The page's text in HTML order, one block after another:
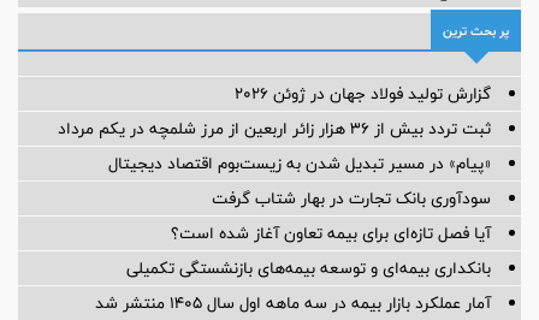
پر بحث ترین
گزارش تولید فولاد جهان در ژوئن ۲۰۲۶
ثبت تردد بیش از ۳۶ هزار زائر اربعین از مرز شلمچه در یکم مرداد
«پیام» در مسیر تبدیل شدن به زیست‌بوم اقتصاد دیجیتال
سودآوری بانک تجارت در بهار شتاب گرفت
آیا فصل تازه‌ای برای بیمه تعاون آغاز شده است؟
بانکداری بیمه‌ای و توسعه بیمه‌های بازنشستگی تکمیلی
آمار عملكرد بازار بیمه در سه ماهه اول سال 1405 منتشر شد